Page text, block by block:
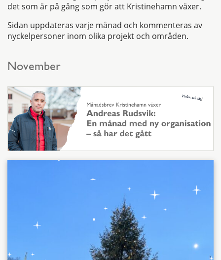
det som är på gång som gör att Kristinehamn växer.
Sidan uppdateras varje månad och kommenteras av
nyckelpersoner inom olika projekt och områden.
November